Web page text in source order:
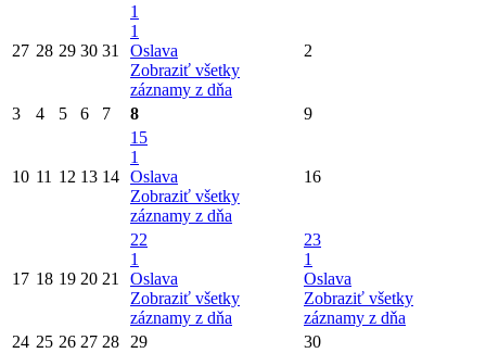
27 28 29 30 31
1
1
Oslava
Zobraziť všetky
záznamy z dňa
2
3 4 5 6 7 8 9
10 11 12 13 14
15
1
Oslava
Zobraziť všetky
záznamy z dňa
16
17 18 19 20 21
22
1
Oslava
Zobraziť všetky
záznamy z dňa
23
1
Oslava
Zobraziť všetky
záznamy z dňa
24 25 26 27 28 29 30